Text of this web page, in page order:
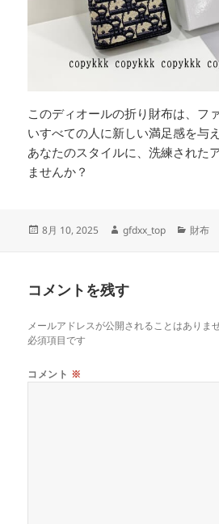
このディオールの折り財布は、フ
いすべての人に新しい満足感を与
あなたのスタイルに、洗練された
ませんか？
Posted
8月 10, 2025 Author
gfdxx_top 財布
コメントを残す
メールアドレスが公開されることはありませ
必須項目です
コメント ※